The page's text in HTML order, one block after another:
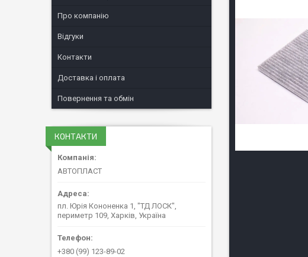
Про компанію
Відгуки
Контакти
Доставка і оплата
Повернення та обмін
КОНТАКТИ
АВТОПЛАСТ
пл. Юрія Кононенка 1, "ТД ЛОСК",
периметр 109, Харків, Україна
+380 (99) 123-89-02